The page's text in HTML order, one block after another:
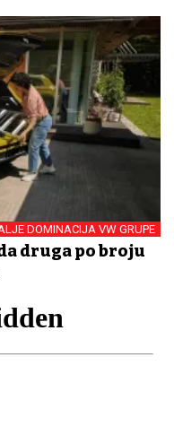
DOMINACIJA VW GRUPE
druga po broju